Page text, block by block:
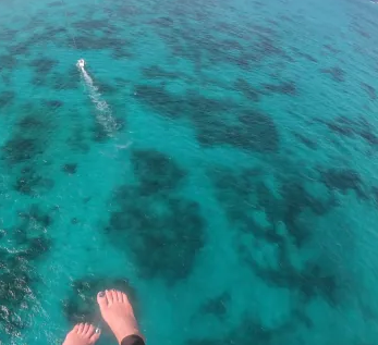
할 미식 가이드!
자!
식당
가기
랜으로 최적의 여행을 만들어 보자!
확인해보세요!
요령
박을 즐기기 위한 예산 기준
끼지 않기 위해 주의해야 할 포인트
!
비